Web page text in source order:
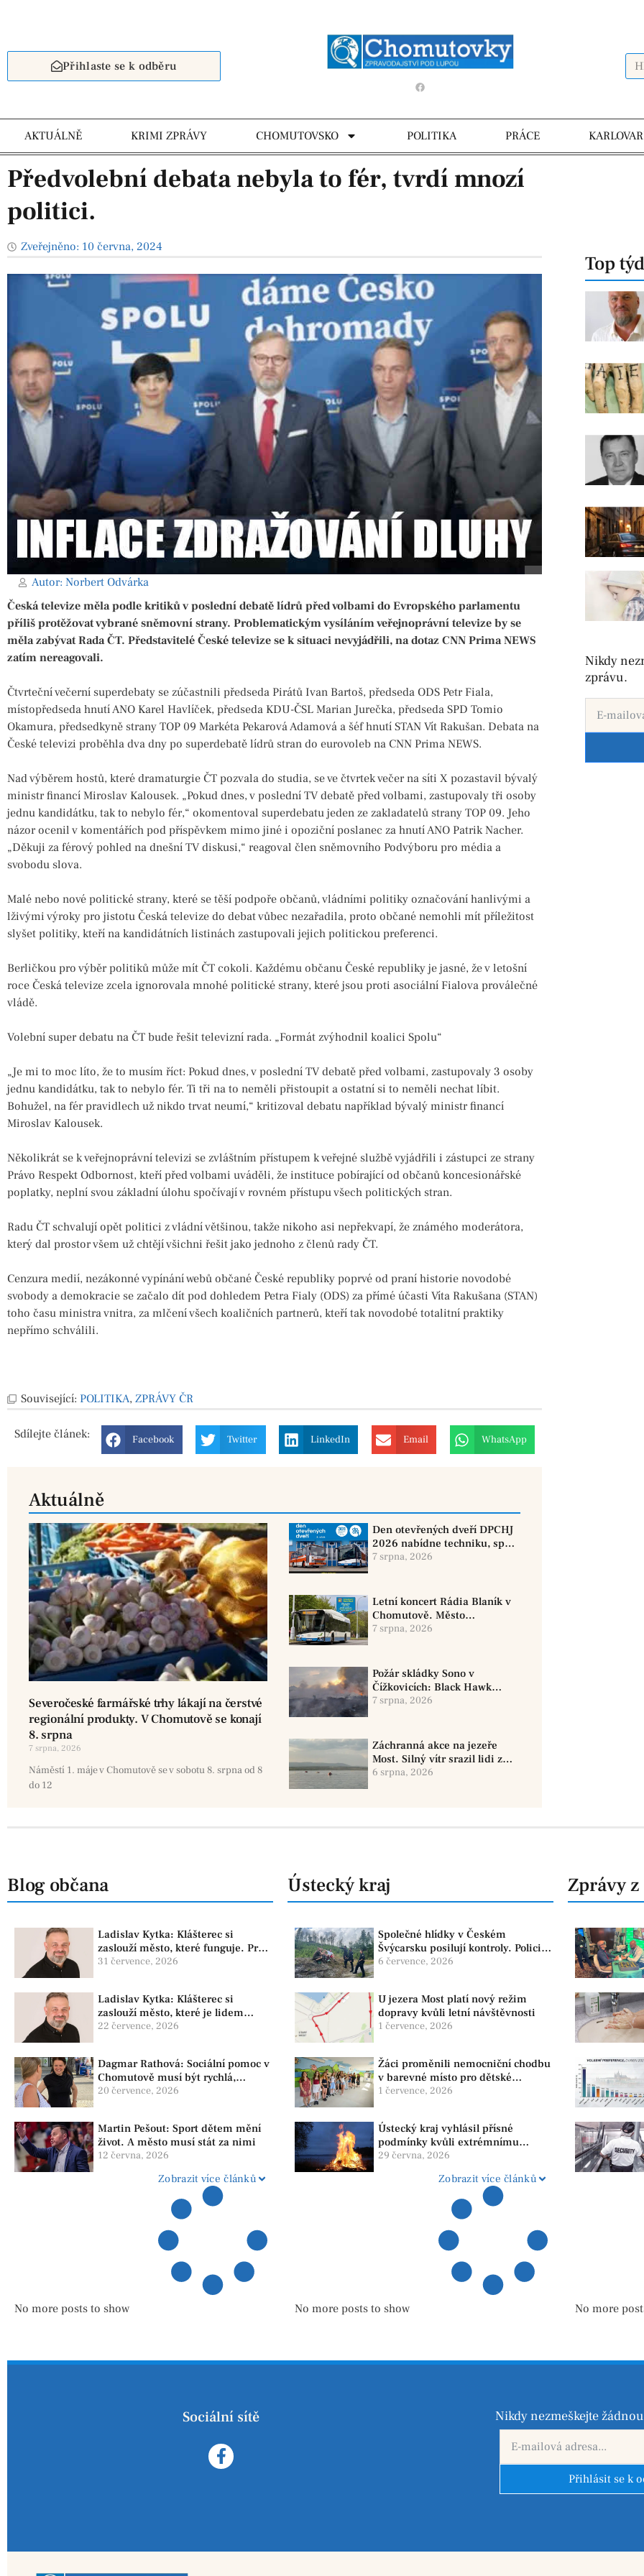
Přihlaste se k odběru
AKTUÁLNĚ KRIMI ZPRÁVY CHOMUTOVSKO POLITIKA PRÁCE
Předvolební debata nebyla to fér, tvrdí mnozí
politici.
Zveřejněno: 10 června, 2024
Autor: Norbert Odvárka
Česká televize měla podle kritiků v poslední debatě lídrů před volbami do Evropského parlamentu
příliš protěžovat vybrané sněmovní strany. Problematickým vysíláním veřejnoprávní televize by se
měla zabývat Rada ČT. Představitelé České televize se k situaci nevyjádřili, na dotaz CNN Prima NEWS
zatím nereagovali.
Čtvrteční večerní superdebaty se zúčastnili předseda Pirátů Ivan Bartoš, předseda ODS Petr Fiala,
místopředseda hnutí ANO Karel Havlíček, předseda KDU-ČSL Marian Jurečka, předseda SPD Tomio
Okamura, předsedkyně strany TOP 09 Markéta Pekarová Adamová a šéf hnutí STAN Vít Rakušan. Debata na
České televizi proběhla dva dny po superdebatě lídrů stran do eurovoleb na CNN Prima NEWS.
Nad výběrem hostů, které dramaturgie ČT pozvala do studia, se ve čtvrtek večer na síti X pozastavil bývalý
ministr financí Miroslav Kalousek. „Pokud dnes, v poslední TV debatě před volbami, zastupovaly tři osoby
jednu kandidátku, tak to nebylo fér,“ okomentoval superdebatu jeden ze zakladatelů strany TOP 09. Jeho
názor ocenil v komentářích pod příspěvkem mimo jiné i opoziční poslanec za hnutí ANO Patrik Nacher.
„Děkuji za férový pohled na dnešní TV diskusi,“ reagoval člen sněmovního Podvýboru pro média a
svobodu slova.
Malé nebo nové politické strany, které se těší podpoře občanů, vládními politiky označování hanlivými a
lživými výroky pro jistotu Česká televize do debat vůbec nezařadila, proto občané nemohli mít příležitost
slyšet politiky, kteří na kandidátních listinách zastupovali jejich politickou preferenci.
Berličkou pro výběr politiků může mít ČT cokoli. Každému občanu České republiky je jasné, že v letošní
roce Česká televize zcela ignorovala mnohé politické strany, které jsou proti asociální Fialova proválečné
vládě.
Volební super debatu na ČT bude řešit televizní rada. „Formát zvýhodnil koalici Spolu“
„Je mi to moc líto, že to musím říct: Pokud dnes, v poslední TV debatě před volbami, zastupovaly 3 osoby
jednu kandidátku, tak to nebylo fér. Ti tři na to neměli přistoupit a ostatní si to neměli nechat líbit.
Bohužel, na fér pravidlech už nikdo trvat neumí,“ kritizoval debatu například bývalý ministr financí
Miroslav Kalousek.
Několikrát se k veřejnoprávní televizi se zvláštním přístupem k veřejné službě vyjádřili i zástupci ze strany
Právo Respekt Odbornost, kteří před volbami uváděli, že instituce pobírající od občanů koncesionářské
poplatky, neplní svou základní úlohu spočívají v rovném přístupu všech politických stran.
Radu ČT schvalují opět politici z vládní většinou, takže nikoho asi nepřekvapí, že známého moderátora,
který dal prostor všem už chtějí všichni řešit jako jednoho z členů rady ČT.
Cenzura medií, nezákonné vypínání webů občané České republiky poprvé od praní historie novodobé
svobody a demokracie se začalo dít pod dohledem Petra Fialy (ODS) za přímé účasti Víta Rakušana (STAN)
toho času ministra vnitra, za mlčení všech koaličních partnerů, kteří tak novodobé totalitní praktiky
nepřímo schválili.
Související: POLITIKA, ZPRÁVY ČR
Sdílejte článek: Facebook Twitter LinkedIn Email WhatsApp
Aktuálně
Severočeské farmářské trhy lákají na čerstvé
regionální produkty. V Chomutově se konají
8. srpna
7 srpna, 2026
Náměstí 1. máje v Chomutově se v sobotu 8. srpna od 8
do 12
Den otevřených dveří DPCHJ
2026 nabídne techniku, sport
i jízdy historickými vozy
7 srpna, 2026
Letní koncert Rádia Blaník v
Chomutově. Město
doporučuje využít MHD
7 srpna, 2026
Požár skládky Sono v
Čížkovicích: Black Hawk
provedl 12 shozů vody
7 srpna, 2026
Záchranná akce na jezeře
Most. Silný vítr srazil lidi z
paddleboardů, dvě osoby se
6 srpna, 2026
Top
Nikdy
zprávu.
Blog občana
Ladislav Kytka: Klášterec si
zaslouží město, které funguje. Proto
předkládáme program, který řeší
31 července, 2026
Ladislav Kytka: Klášterec si
zaslouží město, které je lidem
nablízku
22 července, 2026
Dagmar Rathová: Sociální pomoc v
Chomutově musí být rychlá,
srozumitelná a férová. Ne udržovat
20 července, 2026
Martin Pešout: Sport dětem mění
život. A město musí stát za nimi
12 června, 2026
Zobrazit více článků
No more posts to show
Ústecký kraj
Společné hlídky v Českém
Švýcarsku posilují kontroly. Policie
dohlíží na bezpečnost i ochranu
6 července, 2026
U jezera Most platí nový režim
dopravy kvůli letní návštěvnosti
1 července, 2026
Žáci proměnili nemocniční chodbu
v barevné místo pro dětské
pacienty
1 července, 2026
Ústecký kraj vyhlásil přísné
podmínky kvůli extrémnímu
suchu. Platí zákaz ohňů i
29 června, 2026
Zobrazit více článků
No more posts to show
Zprávy z
No more
Sociální sítě Nikdy nezmeškejte
Přihlásit se k